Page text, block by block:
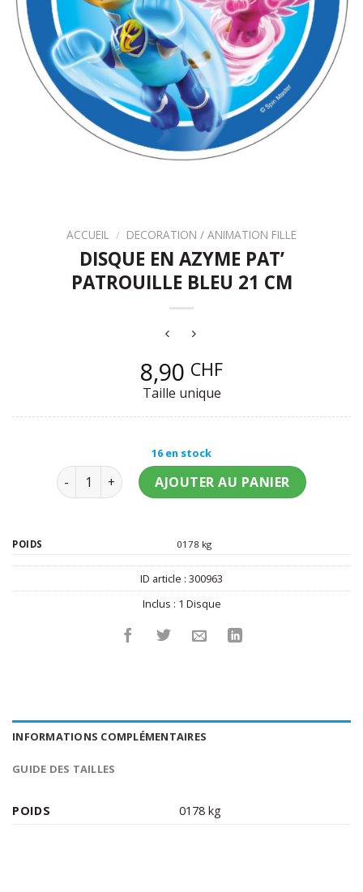
ACCUEIL / DECORATION / ANIMATION FILLE
DISQUE EN AZYME PAT’
PATROUILLE BLEU 21 CM
8,90 CHF
Taille unique
16 en stock
quantité de Disque en azyme Pat' Patrouille bleu 21
AJOUTER AU PANIER
POIDS 0178 kg
ID article : 300963
Inclus : 1 Disque
INFORMATIONS COMPLÉMENTAIRES
GUIDE DES TAILLES
POIDS 0178 kg